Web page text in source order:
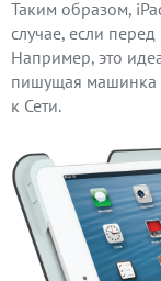
Таким образом,
случае, если
Например, это
пишущая машинка
к Сети.